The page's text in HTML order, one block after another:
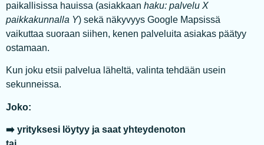
paikallisissa hauissa (asiakkaan haku: palvelu X
paikkakunnalla Y) sekä näkyvyys Google Mapsissä
vaikuttaa suoraan siihen, kenen palveluita asiakas päätyy
ostamaan.
Kun joku etsii palvelua läheltä, valinta tehdään usein
sekunneissa.
Joko:
➡️ yrityksesi löytyy ja saat yhteydenoton